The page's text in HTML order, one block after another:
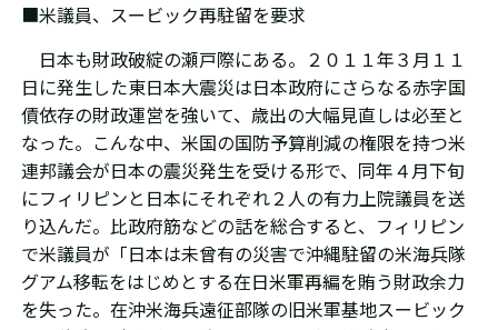
■米議員、スービック再駐留を要求
日本も財政破綻の瀬戸際にある。２０１１年３月１１
日に発生した東日本大震災は日本政府にさらなる赤字国
債依存の財政運営を強いて、歳出の大幅見直しは必至と
なった。こんな中、米国の国防予算削減の権限を持つ米
連邦議会が日本の震災発生を受ける形で、同年４月下旬
にフィリピンと日本にそれぞれ２人の有力上院議員を送
り込んだ。比政府筋などの話を総合すると、フィリピン
で米議員が「日本は未曾有の災害で沖縄駐留の米海兵隊
グアム移転をはじめとする在日米軍再編を賄う財政余力
を失った。在沖米海兵遠征部隊の旧米軍基地スービック